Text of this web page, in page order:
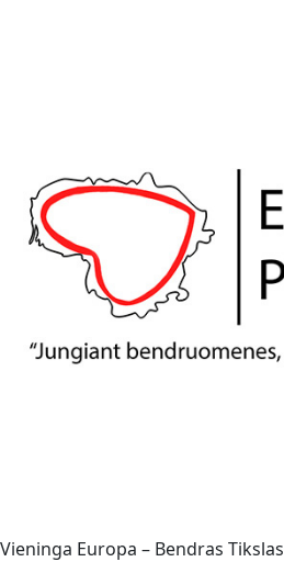
Vieninga Europa – Bendras Tikslas